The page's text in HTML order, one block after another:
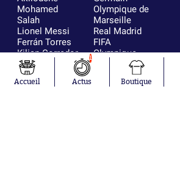
Mohamed
Salah
Lionel Messi
Ferrán Torres
Kilian Corredor
Franco
Mastantuono
Orel Mangala
Olympique de
Marseille
Real Madrid
FIFA
Olympique
AS Monaco
FC Barcelone
Accueil
1
Actus Boutique